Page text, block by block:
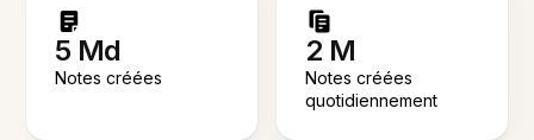
5 Md
Notes créées
2 M
Notes créées
quotidiennement